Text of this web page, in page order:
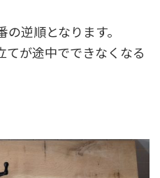
逆順となります。
てが途中でできなくなる